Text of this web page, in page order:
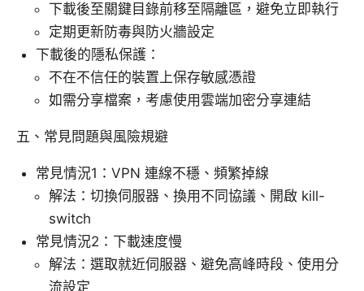
下載後至關鍵目錄前移至隔離區，避免立即執行
定期更新防毒與防火牆設定
下載後的隱私保護：
不在不信任的裝置上保存敏感憑證
如需分享檔案，考慮使用雲端加密分享連結
五、常見問題與風險規避
常見情況1：VPN 連線不穩、頻繁掉線
解法：切換伺服器、換用不同協議、開啟 kill-
switch
常見情況2：下載速度慢
解法：選取就近伺服器、避免高峰時段、使用分
流設定